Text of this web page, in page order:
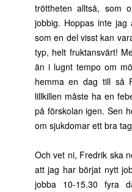
tröttheten alltså, som
jobbig. Hoppas inte
som en del visst kan
typ, helt fruktansvärt!
än i lugnt tempo om
hemma en dag till så
lillkillen måste ha en
på förskolan igen. Sen
om sjukdomar ett bra
Och vet ni, Fredrik ska
att jag har börjat nytt
jobba 10-15.30 fyra